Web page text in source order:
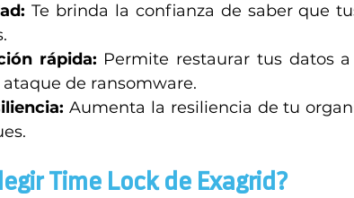
Te brinda la confianza de saber que
rápida: Permite restaurar tus datos
de ransomware.
Aumenta la resiliencia de tu
Time Lock de Exagrid?